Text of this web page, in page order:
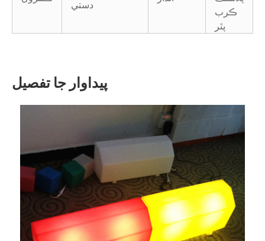
دستي
ڪرب
پٿر
پيداوار جا تفصيل